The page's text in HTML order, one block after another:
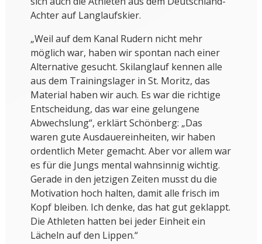
Achter auf Langlaufskier.
„Weil auf dem Kanal Rudern nicht mehr
möglich war, haben wir spontan nach einer
Alternative gesucht. Skilanglauf kennen alle
aus dem Trainingslager in St. Moritz, das
Material haben wir auch. Es war die richtige
Entscheidung, das war eine gelungene
Abwechslung“, erklärt Schönberg: „Das
waren gute Ausdauereinheiten, wir haben
ordentlich Meter gemacht. Aber vor allem war
es für die Jungs mental wahnsinnig wichtig.
Gerade in den jetzigen Zeiten musst du die
Motivation hoch halten, damit alle frisch im
Kopf bleiben. Ich denke, das hat gut geklappt.
Die Athleten hatten bei jeder Einheit ein
Lächeln auf den Lippen.“